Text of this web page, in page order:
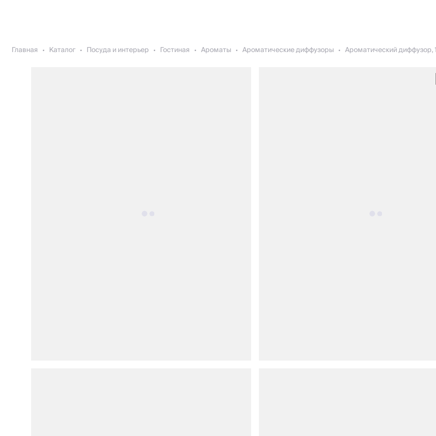
Главная Каталог Посуда и интерьер Гостиная Ароматы Ароматические диффузоры Ароматический диффузор,